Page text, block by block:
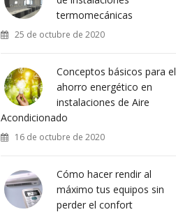
termomecánicas
25 de octubre de 2020
Conceptos básicos para el
ahorro energético en
instalaciones de Aire
Acondicionado
16 de octubre de 2020
Cómo hacer rendir al
máximo tus equipos sin
perder el confort